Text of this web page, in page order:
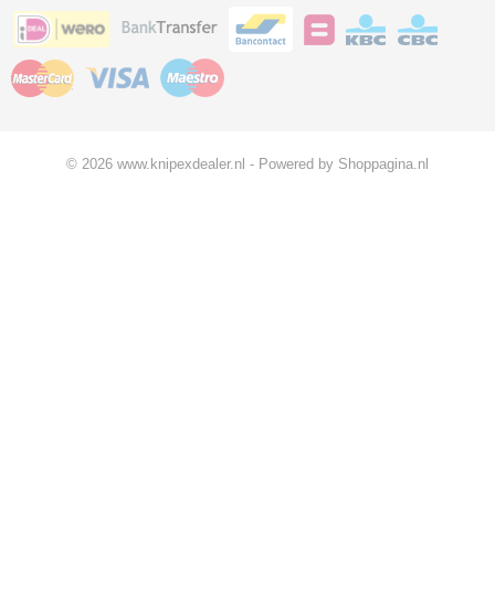
© 2026 www.knipexdealer.nl - Powered by Shoppagina.nl